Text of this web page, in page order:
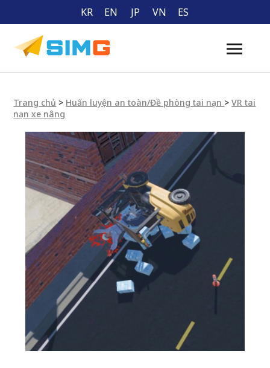
KR EN JP VN ES
Trang chủ > Huấn luyện an toàn/Đề phòng tai nạn >VR tai
nạn xe nâng